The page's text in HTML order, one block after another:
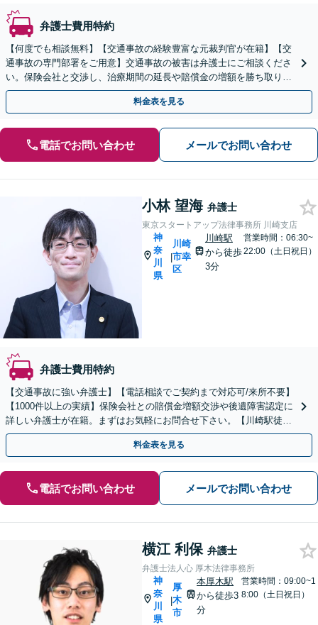
弁護士費用特約
【何度でも相談無料】【交通事故の経験豊富な元裁判官が在籍】【交
通事故の専門部署をご用意】交通事故の被害は弁護士にご相談くださ
い。保険会社と交渉し、治療期間の延長や賠償金の増額を勝ち取りま
す。後遺障害の等級認定の手続きなどもお任せください。
料金表を見る
電話でお問い合わせ メールでお問い合わせ
小林 望海 弁護士
東京スタートアップ法律事務所 川崎支店
神
奈
川
県
|
川崎
市幸
区
川崎駅
から徒歩
3分
営業時間：06:30~
22:00（土日祝日）
弁護士費用特約
【交通事故に強い弁護士】【電話相談でご契約まで対応可/来所不要】
【1000件以上の実績】保険会社との賠償金増額交渉や後遺障害認定に
詳しい弁護士が在籍。まずはお気軽にお問合せ下さい。【川崎駅徒歩
3分】
料金表を見る
電話でお問い合わせ メールでお問い合わせ
横江 利保 弁護士
弁護士法人心 厚木法律事務所
神
奈
川
県
|
厚
木
市
本厚木駅
から徒歩3
分
営業時間：09:00~1
8:00（土日祝日）